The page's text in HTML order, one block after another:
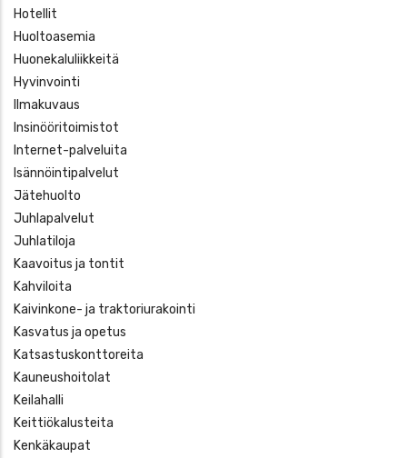
Hotellit
Huoltoasemia
Huonekaluliikkeitä
Hyvinvointi
Ilmakuvaus
Insinööritoimistot
Internet-palveluita
Isännöintipalvelut
Jätehuolto
Juhlapalvelut
Juhlatiloja
Kaavoitus ja tontit
Kahviloita
Kaivinkone- ja traktoriurakointi
Kasvatus ja opetus
Katsastuskonttoreita
Kauneushoitolat
Keilahalli
Keittiökalusteita
Kenkäkaupat